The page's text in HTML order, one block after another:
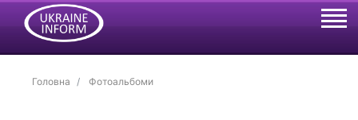
Головна Фотоальбоми